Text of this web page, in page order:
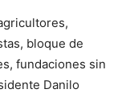
bloque de
fundaciones sin
Danilo